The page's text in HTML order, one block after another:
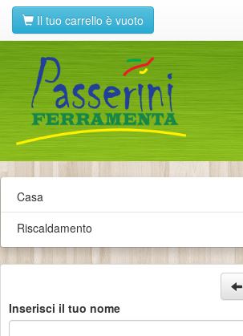
Il tuo carrello è vuoto
Casa
Riscaldamento
Inserisci il tuo nome